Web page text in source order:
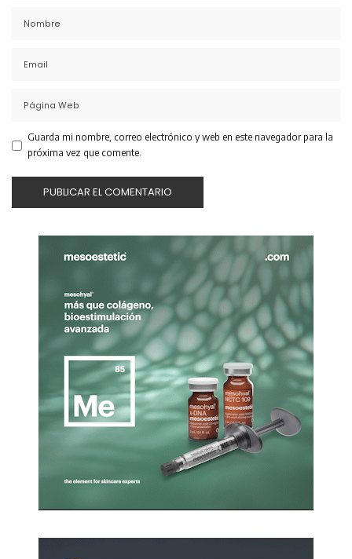
Guarda mi nombre, correo electrónico y web en este navegador para la
próxima vez que comente.